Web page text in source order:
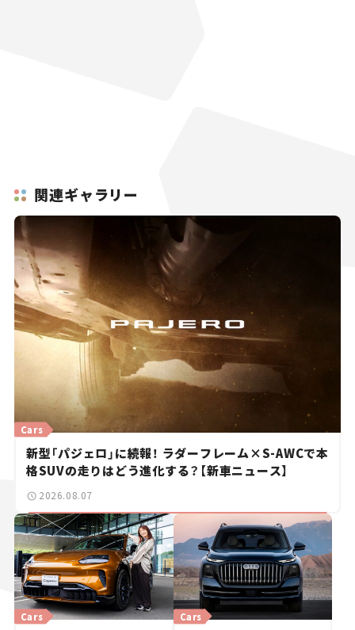
関連ギャラリー
Cars
新型「パジェロ」に続報！ ラダーフレーム×S-AWCで本
格SUVの走りはどう進化する？【新車ニュース】
2026.08.07
Cars Cars